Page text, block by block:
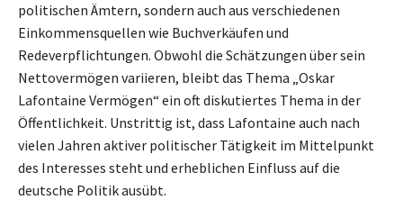
politischen Ämtern, sondern auch aus verschiedenen
Einkommensquellen wie Buchverkäufen und
Redeverpflichtungen. Obwohl die Schätzungen über sein
Nettovermögen variieren, bleibt das Thema „Oskar
Lafontaine Vermögen“ ein oft diskutiertes Thema in der
Öffentlichkeit. Unstrittig ist, dass Lafontaine auch nach
vielen Jahren aktiver politischer Tätigkeit im Mittelpunkt
des Interesses steht und erheblichen Einfluss auf die
deutsche Politik ausübt.